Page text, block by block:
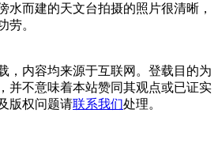
水而建的天文台拍摄的照片很清晰，
劳。
，内容均来源于互联网。登载目的为
并不意味着本站赞同其观点或已证实
版权问题请联系我们处理。